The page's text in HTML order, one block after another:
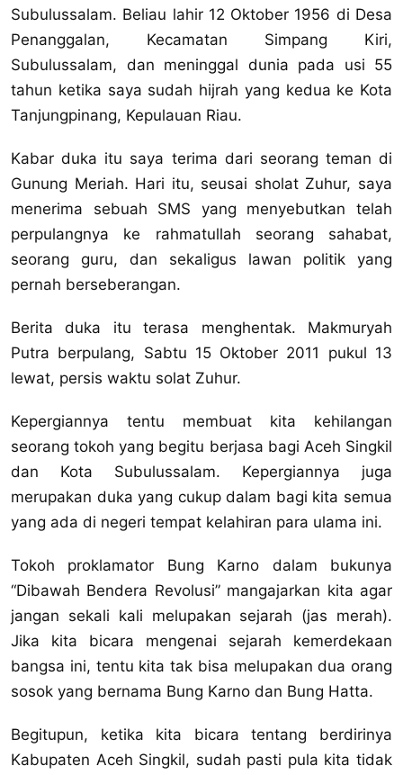
Subulussalam. Beliau lahir 12 Oktober 1956 di Desa
Penanggalan, Kecamatan Simpang Kiri,
Subulussalam, dan meninggal dunia pada usi 55
tahun ketika saya sudah hijrah yang kedua ke Kota
Tanjungpinang, Kepulauan Riau.
Kabar duka itu saya terima dari seorang teman di
Gunung Meriah. Hari itu, seusai sholat Zuhur, saya
menerima sebuah SMS yang menyebutkan telah
perpulangnya ke rahmatullah seorang sahabat,
seorang guru, dan sekaligus lawan politik yang
pernah berseberangan.
Berita duka itu terasa menghentak. Makmuryah
Putra berpulang, Sabtu 15 Oktober 2011 pukul 13
lewat, persis waktu solat Zuhur.
Kepergiannya tentu membuat kita kehilangan
seorang tokoh yang begitu berjasa bagi Aceh Singkil
dan Kota Subulussalam. Kepergiannya juga
merupakan duka yang cukup dalam bagi kita semua
yang ada di negeri tempat kelahiran para ulama ini.
Tokoh proklamator Bung Karno dalam bukunya
“Dibawah Bendera Revolusi” mangajarkan kita agar
jangan sekali kali melupakan sejarah (jas merah).
Jika kita bicara mengenai sejarah kemerdekaan
bangsa ini, tentu kita tak bisa melupakan dua orang
sosok yang bernama Bung Karno dan Bung Hatta.
Begitupun, ketika kita bicara tentang berdirinya
Kabupaten Aceh Singkil, sudah pasti pula kita tidak